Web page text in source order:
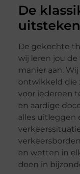
De
De gekochte
wij leren jou
manier aan.
ontwikkeld die
voor iedereen
en aardige
alles uitleggen
en wetten in
doen in